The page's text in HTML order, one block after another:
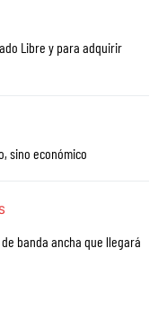
Libre y para adquirir
sino económico
banda ancha que llegará